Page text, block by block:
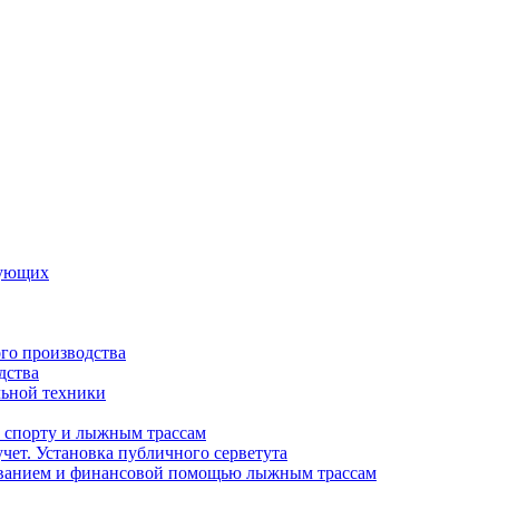
производства
техники
и лыжным трассам
Установка публичного серветута
и финансовой помощью лыжным трассам